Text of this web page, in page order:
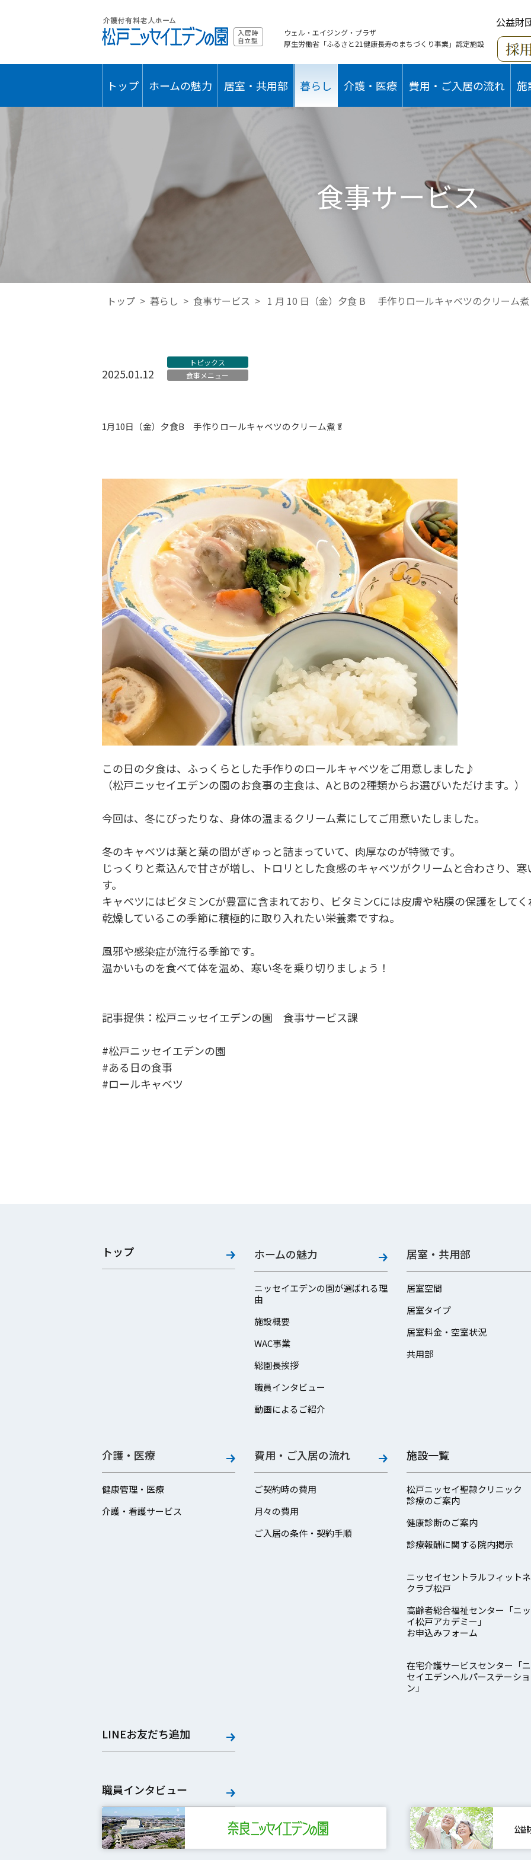
公益財
ウェル・エイジング・プラザ
厚生労働省「ふるさと21健康長寿のまちづくり事業」認定施設
トップ ホームの魅力 居室・共用部 暮らし 介護・医療 費用・ご入居の流れ 施
食事サービス
トップ > 暮らし > 食事サービス > 1 月 10 日（金）夕食 B 手作りロールキャベツのクリーム
2025.01.12
トピックス
食事メニュー
1月10日（金）夕食B 手作りロールキャベツのクリーム煮🥬
この日の夕食は、ふっくらとした手作りのロールキャベツをご用意しました♪
（松戸ニッセイエデンの園のお食事の主食は、AとBの2種類からお選びいただけます。）
今回は、冬にぴったりな、身体の温まるクリーム煮にしてご用意いたしました。
冬のキャベツは葉と葉の間がぎゅっと詰まっていて、肉厚なのが特徴です。
じっくりと煮込んで甘さが増し、トロリとした食感のキャベツがクリームと合わさり、
す。
キャベツにはビタミンCが豊富に含まれており、ビタミンCには皮膚や粘膜の保護をして
乾燥しているこの季節に積極的に取り入れたい栄養素ですね。
風邪や感染症が流行る季節です。
温かいものを食べて体を温め、寒い冬を乗り切りましょう！
記事提供：松戸ニッセイエデンの園 食事サービス課
#松戸ニッセイエデンの園
#ある日の食事
#ロールキャベツ
トップ ホームの魅力
ニッセイエデンの園が選ばれる理
由
施設概要
WAC事業
総園長挨拶
職員インタビュー
動画によるご紹介
居室・共用部
居室空間
居室タイプ
居室料金・空室状況
共用部
介護・医療
健康管理・医療
介護・看護サービス
費用・ご入居の流れ
ご契約時の費用
月々の費用
ご入居の条件・契約手順
施設一覧
松戸ニッセイ聖隷クリニック
診療のご案内
健康診断のご案内
診療報酬に関する院内掲示
ニッセイセントラルフィット
クラブ松戸
高齢者総合福祉センター「ニ
イ松戸アカデミー」
お申込みフォーム
在宅介護サービスセンター「
セイエデンヘルパーステーショ
ン」
LINEお友だち追加
職員インタビュー